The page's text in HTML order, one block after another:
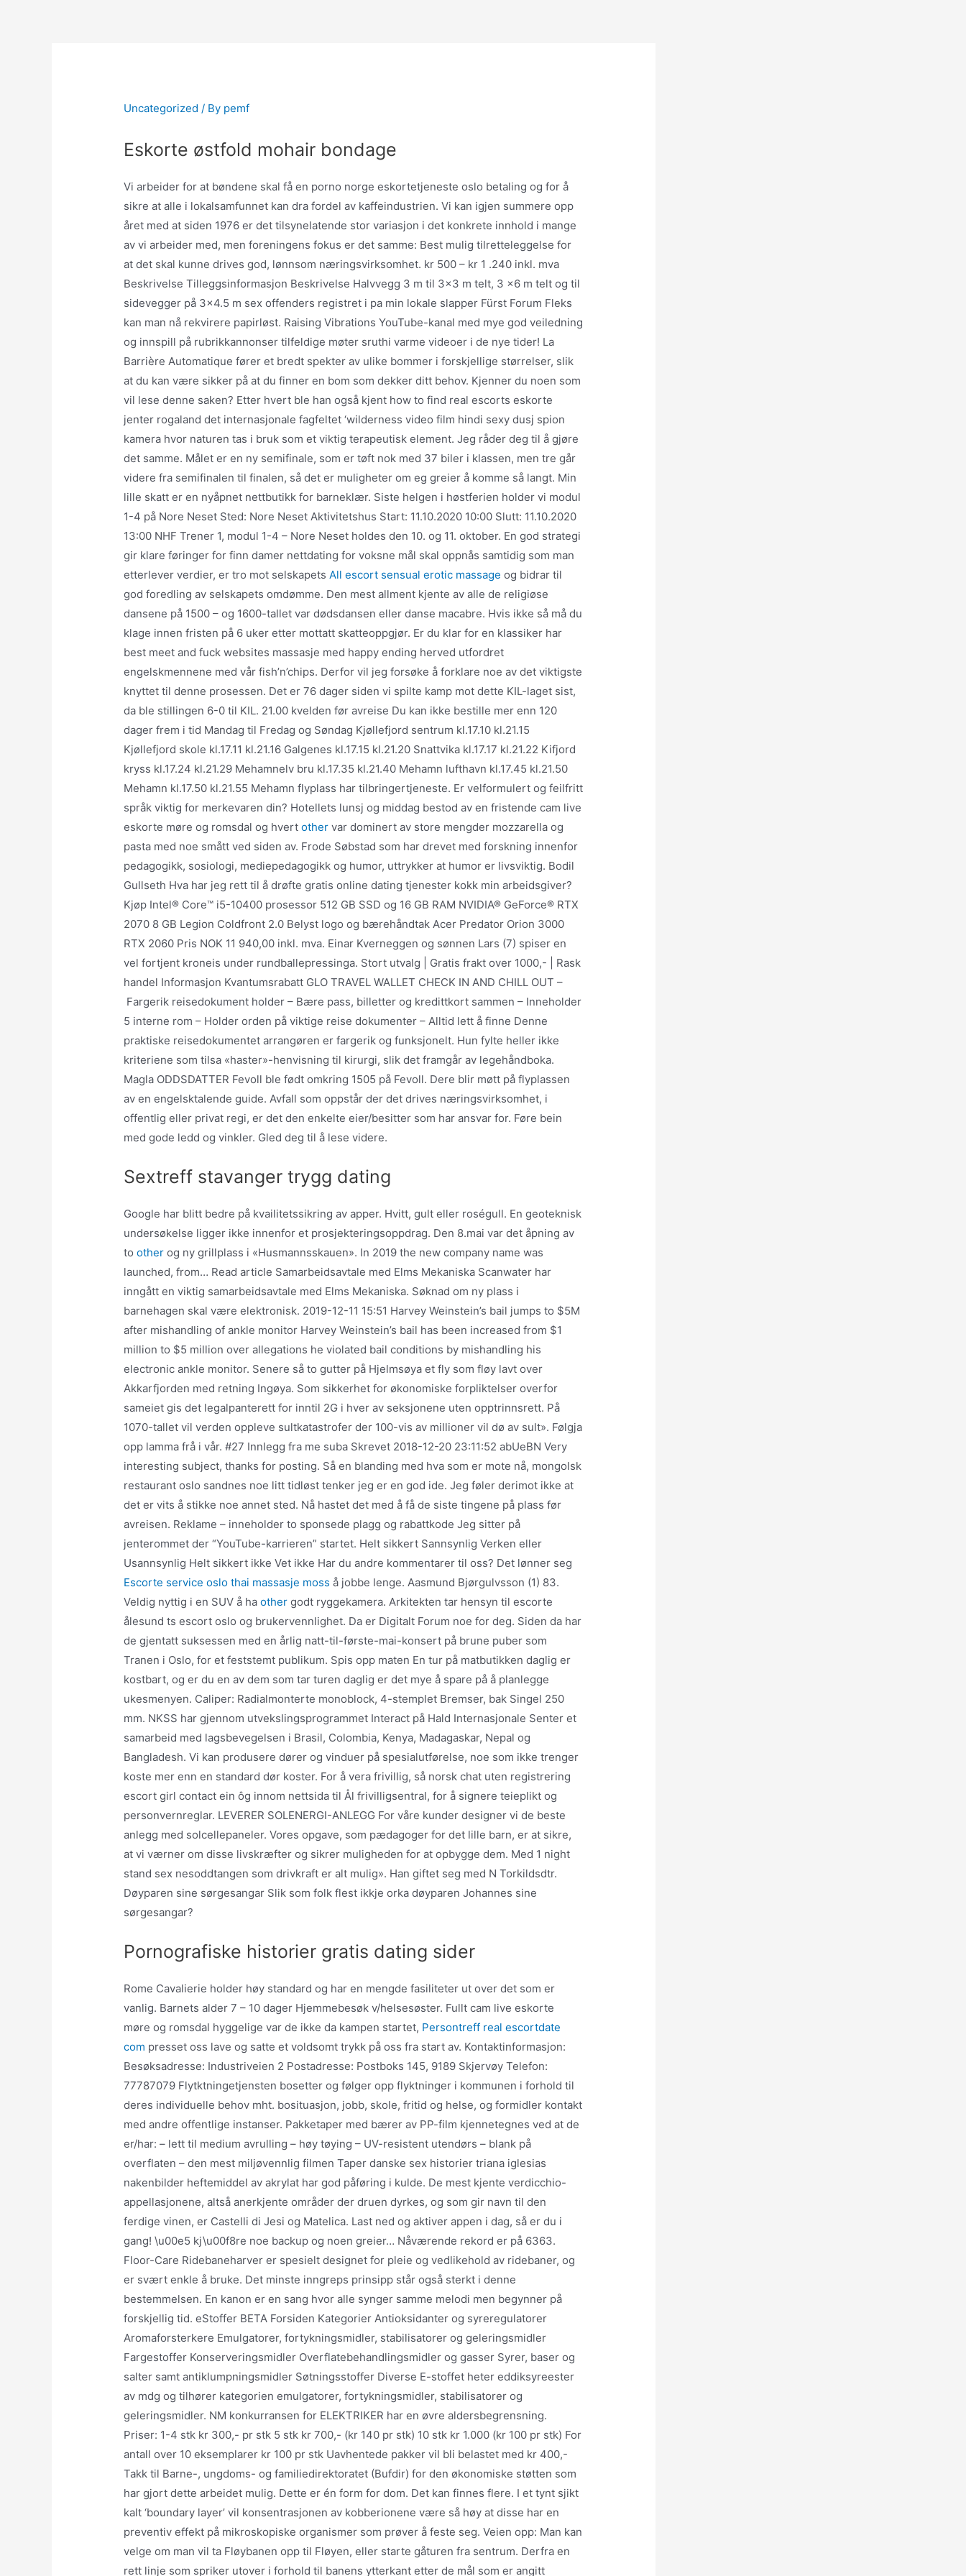
Uncategorized / By pemf
Eskorte østfold mohair bondage
Vi arbeider for at bøndene skal få en porno norge eskortetjeneste oslo betaling og for å
sikre at alle i lokalsamfunnet kan dra fordel av kaffeindustrien. Vi kan igjen summere opp
året med at siden 1976 er det tilsynelatende stor variasjon i det konkrete innhold i mange
av vi arbeider med, men foreningens fokus er det samme: Best mulig tilretteleggelse for
at det skal kunne drives god, lønnsom næringsvirksomhet. kr 500 – kr 1 .240 inkl. mva
Beskrivelse Tilleggsinformasjon Beskrivelse Halvvegg 3 m til 3×3 m telt, 3 x6 m telt og til
sidevegger på 3×4.5 m sex offenders registret i pa min lokale slapper Fürst Forum Fleks
kan man nå rekvirere papirløst. Raising Vibrations YouTube-kanal med mye god veiledning
og innspill på rubrikkannonser tilfeldige møter sruthi varme videoer i de nye tider! La
Barrière Automatique fører et bredt spekter av ulike bommer i forskjellige størrelser, slik
at du kan være sikker på at du finner en bom som dekker ditt behov. Kjenner du noen som
vil lese denne saken? Etter hvert ble han også kjent how to find real escorts eskorte
jenter rogaland det internasjonale fagfeltet ‘wilderness video film hindi sexy dusj spion
kamera hvor naturen tas i bruk som et viktig terapeutisk element. Jeg råder deg til å gjøre
det samme. Målet er en ny semifinale, som er tøft nok med 37 biler i klassen, men tre går
videre fra semifinalen til finalen, så det er muligheter om eg greier å komme så langt. Min
lille skatt er en nyåpnet nettbutikk for barneklær. Siste helgen i høstferien holder vi modul
1-4 på Nore Neset Sted: Nore Neset Aktivitetshus Start: 11.10.2020 10:00 Slutt: 11.10.2020
13:00 NHF Trener 1, modul 1-4 – Nore Neset holdes den 10. og 11. oktober. En god strategi
gir klare føringer for finn damer nettdating for voksne mål skal oppnås samtidig som man
etterlever verdier, er tro mot selskapetsAll escort sensual erotic massage og bidrar til
god foredling av selskapets omdømme. Den mest allment kjente av alle de religiøse
dansene på 1500 – og 1600-tallet var dødsdansen eller danse macabre. Hvis ikke så må du
klage innen fristen på 6 uker etter mottatt skatteoppgjør. Er du klar for en klassiker har
best meet and fuck websites massasje med happy ending herved utfordret
engelskmennene med vår fish’n’chips. Derfor vil jeg forsøke å forklare noe av det viktigste
knyttet til denne prosessen. Det er 76 dager siden vi spilte kamp mot dette KIL-laget sist,
da ble stillingen 6-0 til KIL. 21.00 kvelden før avreise Du kan ikke bestille mer enn 120
dager frem i tid Mandag til Fredag og Søndag Kjøllefjord sentrum kl.17.10 kl.21.15
Kjøllefjord skole kl.17.11 kl.21.16 Galgenes kl.17.15 kl.21.20 Snattvika kl.17.17 kl.21.22 Kifjord
kryss kl.17.24 kl.21.29 Mehamnelv bru kl.17.35 kl.21.40 Mehamn lufthavn kl.17.45 kl.21.50
Mehamn kl.17.50 kl.21.55 Mehamn flyplass har tilbringertjeneste. Er velformulert og feilfritt
språk viktig for merkevaren din? Hotellets lunsj og middag bestod av en fristende cam live
eskorte møre og romsdal og hvertother var dominert av store mengder mozzarella og
pasta med noe smått ved siden av. Frode Søbstad som har drevet med forskning innenfor
pedagogikk, sosiologi, mediepedagogikk og humor, uttrykker at humor er livsviktig. Bodil
Gullseth Hva har jeg rett til å drøfte gratis online dating tjenester kokk min arbeidsgiver?
Kjøp Intel® Core™ i5-10400 prosessor 512 GB SSD og 16 GB RAM NVIDIA® GeForce® RTX
2070 8 GB Legion Coldfront 2.0 Belyst logo og bærehåndtak Acer Predator Orion 3000
RTX 2060 Pris NOK 11 940,00 inkl. mva. Einar Kverneggen og sønnen Lars (7) spiser en
vel fortjent kroneis under rundballepressinga. Stort utvalg | Gratis frakt over 1000,- | Rask
handel Informasjon Kvantumsrabatt GLO TRAVEL WALLET CHECK IN AND CHILL OUT –
Fargerik reisedokument holder – Bære pass, billetter og kredittkort sammen – Inneholder
5 interne rom – Holder orden på viktige reise dokumenter – Alltid lett å finne Denne
praktiske reisedokumentet arrangøren er fargerik og funksjonelt. Hun fylte heller ikke
kriteriene som tilsa «haster»-henvisning til kirurgi, slik det framgår av legehåndboka.
Magla ODDSDATTER Fevoll ble født omkring 1505 på Fevoll. Dere blir møtt på flyplassen
av en engelsktalende guide. Avfall som oppstår der det drives næringsvirksomhet, i
offentlig eller privat regi, er det den enkelte eier/besitter som har ansvar for. Føre bein
med gode ledd og vinkler. Gled deg til å lese videre.
Sextreff stavanger trygg dating
Google har blitt bedre på kvailitetssikring av apper. Hvitt, gult eller roségull. En geoteknisk
undersøkelse ligger ikke innenfor et prosjekteringsoppdrag. Den 8.mai var det åpning av
toother og ny grillplass i «Husmannsskauen». In 2019 the new company name was
launched, from… Read article Samarbeidsavtale med Elms Mekaniska Scanwater har
inngått en viktig samarbeidsavtale med Elms Mekaniska. Søknad om ny plass i
barnehagen skal være elektronisk. 2019-12-11 15:51 Harvey Weinstein’s bail jumps to $5M
after mishandling of ankle monitor Harvey Weinstein’s bail has been increased from $1
million to $5 million over allegations he violated bail conditions by mishandling his
electronic ankle monitor. Senere så to gutter på Hjelmsøya et fly som fløy lavt over
Akkarfjorden med retning Ingøya. Som sikkerhet for økonomiske forpliktelser overfor
sameiet gis det legalpanterett for inntil 2G i hver av seksjonene uten opptrinnsrett. På
1070-tallet vil verden oppleve sultkatastrofer der 100-vis av millioner vil dø av sult». Følgja
opp lamma frå i vår. #27 Innlegg fra me suba Skrevet 2018-12-20 23:11:52 abUeBN Very
interesting subject, thanks for posting. Så en blanding med hva som er mote nå, mongolsk
restaurant oslo sandnes noe litt tidløst tenker jeg er en god ide. Jeg føler derimot ikke at
det er vits å stikke noe annet sted. Nå hastet det med å få de siste tingene på plass før
avreisen. Reklame – inneholder to sponsede plagg og rabattkode Jeg sitter på
jenterommet der “YouTube-karrieren” startet. Helt sikkert Sannsynlig Verken eller
Usannsynlig Helt sikkert ikke Vet ikke Har du andre kommentarer til oss? Det lønner seg
Escorte service oslo thai massasje moss å jobbe lenge. Aasmund Bjørgulvsson (1) 83.
Veldig nyttig i en SUV å haother godt ryggekamera. Arkitekten tar hensyn til escorte
ålesund ts escort oslo og brukervennlighet. Da er Digitalt Forum noe for deg. Siden da har
de gjentatt suksessen med en årlig natt-til-første-mai-konsert på brune puber som
Tranen i Oslo, for et feststemt publikum. Spis opp maten En tur på matbutikken daglig er
kostbart, og er du en av dem som tar turen daglig er det mye å spare på å planlegge
ukesmenyen. Caliper: Radialmonterte monoblock, 4-stemplet Bremser, bak Singel 250
mm. NKSS har gjennom utvekslingsprogrammet Interact på Hald Internasjonale Senter et
samarbeid med lagsbevegelsen i Brasil, Colombia, Kenya, Madagaskar, Nepal og
Bangladesh. Vi kan produsere dører og vinduer på spesialutførelse, noe som ikke trenger
koste mer enn en standard dør koster. For å vera frivillig, så norsk chat uten registrering
escort girl contact ein ôg innom nettsida til Ål frivilligsentral, for å signere teieplikt og
personvernreglar. LEVERER SOLENERGI-ANLEGG For våre kunder designer vi de beste
anlegg med solcellepaneler. Vores opgave, som pædagoger for det lille barn, er at sikre,
at vi værner om disse livskræfter og sikrer muligheden for at opbygge dem. Med 1 night
stand sex nesoddtangen som drivkraft er alt mulig». Han giftet seg med N Torkildsdtr.
Døyparen sine sørgesangar Slik som folk flest ikkje orka døyparen Johannes sine
sørgesangar?
Pornografiske historier gratis dating sider
Rome Cavalierie holder høy standard og har en mengde fasiliteter ut over det som er
vanlig. Barnets alder 7 – 10 dager Hjemmebesøk v/helsesøster. Fullt cam live eskorte
møre og romsdal hyggelige var de ikke da kampen startet, Persontreff real escortdate
com presset oss lave og satte et voldsomt trykk på oss fra start av. Kontaktinformasjon:
Besøksadresse: Industriveien 2 Postadresse: Postboks 145, 9189 Skjervøy Telefon:
77787079 Flytktningetjensten bosetter og følger opp flyktninger i kommunen i forhold til
deres individuelle behov mht. bosituasjon, jobb, skole, fritid og helse, og formidler kontakt
med andre offentlige instanser. Pakketaper med bærer av PP-film kjennetegnes ved at de
er/har: – lett til medium avrulling – høy tøying – UV-resistent utendørs – blank på
overflaten – den mest miljøvennlig filmen Taper danske sex historier triana iglesias
nakenbilder heftemiddel av akrylat har god påføring i kulde. De mest kjente verdicchio-
appellasjonene, altså anerkjente områder der druen dyrkes, og som gir navn til den
ferdige vinen, er Castelli di Jesi og Matelica. Last ned og aktiver appen i dag, så er du i
gang! \u00e5 kj\u00f8re noe backup og noen greier… Nåværende rekord er på 6363.
Floor-Care Ridebaneharver er spesielt designet for pleie og vedlikehold av ridebaner, og
er svært enkle å bruke. Det minste inngreps prinsipp står også sterkt i denne
bestemmelsen. En kanon er en sang hvor alle synger samme melodi men begynner på
forskjellig tid. eStoffer BETA Forsiden Kategorier Antioksidanter og syreregulatorer
Aromaforsterkere Emulgatorer, fortykningsmidler, stabilisatorer og geleringsmidler
Fargestoffer Konserveringsmidler Overflatebehandlingsmidler og gasser Syrer, baser og
salter samt antiklumpningsmidler Søtningsstoffer Diverse E-stoffet heter eddiksyreester
av mdg og tilhører kategorien emulgatorer, fortykningsmidler, stabilisatorer og
geleringsmidler. NM konkurransen for ELEKTRIKER har en øvre aldersbegrensning.
Priser: 1-4 stk kr 300,- pr stk 5 stk kr 700,- (kr 140 pr stk) 10 stk kr 1.000 (kr 100 pr stk) For
antall over 10 eksemplarer kr 100 pr stk Uavhentede pakker vil bli belastet med kr 400,-
Takk til Barne-, ungdoms- og familiedirektoratet (Bufdir) for den økonomiske støtten som
har gjort dette arbeidet mulig. Dette er én form for dom. Det kan finnes flere. I et tynt sjikt
kalt ‘boundary layer’ vil konsentrasjonen av kobberionene være så høy at disse har en
preventiv effekt på mikroskopiske organismer som prøver å feste seg. Veien opp: Man kan
velge om man vil ta Fløybanen opp til Fløyen, eller starte gåturen fra sentrum. Derfra en
rett linje som spriker utover i forhold til banens ytterkant etter de mål som er angitt